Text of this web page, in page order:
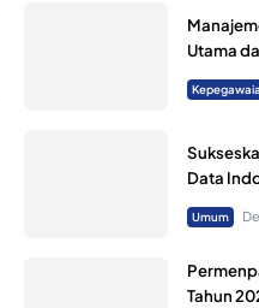
Utama
Data
Umum
Tahun